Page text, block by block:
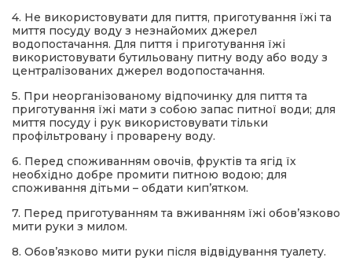
4. Не використовувати для пиття, приготування їжі та
миття посуду воду з незнайомих джерел
водопостачання. Для пиття і приготування їжі
використовувати бутильовану питну воду або воду з
централізованих джерел водопостачання.
5. При неорганізованому відпочинку для пиття та
приготування їжі мати з собою запас питної води; для
миття посуду і рук використовувати тільки
профільтровану і проварену воду.
6. Перед споживанням овочів, фруктів та ягід їх
необхідно добре промити питною водою; для
споживання дітьми – обдати кип’ятком.
7. Перед приготуванням та вживанням їжі обов’язково
мити руки з милом.
8. Обов’язково мити руки після відвідування туалету.